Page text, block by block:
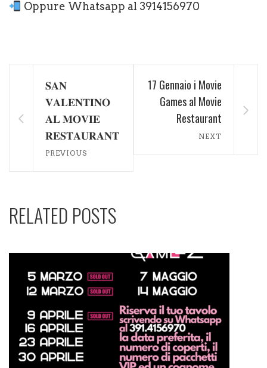
Oppure Whatsapp al 3914156970
𝐒𝐀𝐍
𝐕𝐀𝐋𝐄𝐍𝐓𝐈𝐍𝐎
𝐀𝐋 𝐌𝐎𝐕𝐈𝐄
𝐑𝐄𝐒𝐓𝐀𝐔𝐑𝐀𝐍𝐓
PREVIOUS
17 Gennaio i Movie
Games al Movie
Restaurant
NEXT
RELATED POSTS